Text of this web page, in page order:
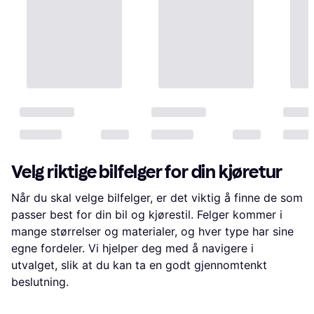
Velg riktige bilfelger for din kjøretur
Når du skal velge bilfelger, er det viktig å finne de som
passer best for din bil og kjørestil. Felger kommer i
mange størrelser og materialer, og hver type har sine
egne fordeler. Vi hjelper deg med å navigere i
utvalget, slik at du kan ta en godt gjennomtenkt
beslutning.